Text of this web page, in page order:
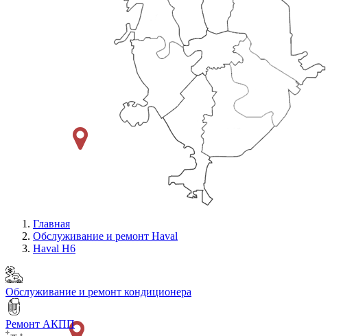
Главная
Обслуживание и ремонт Haval
Haval H6
Обслуживание и ремонт кондиционера
Ремонт АКПП